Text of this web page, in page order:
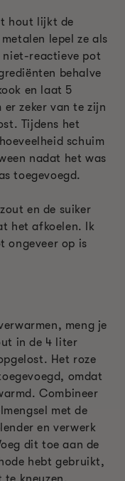
hout lijkt de
lepel ze als
niet-reactieve pot
behalve
en laat 5
zeker van te zijn
Tijdens het
schuim
nadat het was
toegevoegd.
en de suiker
het afkoelen. Ik
ongeveer op is
meng je
in de 4 liter
Het roze
omdat
Combineer
met de
en verwerk
dit toe aan de
hebt gebruikt,